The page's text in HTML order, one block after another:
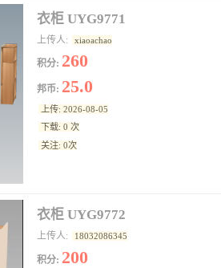
衣柜 UYG9771
上传人: xiaoachao
积分: 260
邦币: 25.0
上传: 2026-08-05
下载: 0 次
关注: 0次
衣柜 UYG9772
上传人: 18032086345
积分: 200